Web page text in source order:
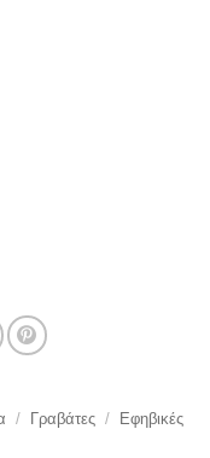
/ Γραβάτες /
Εφηβικές